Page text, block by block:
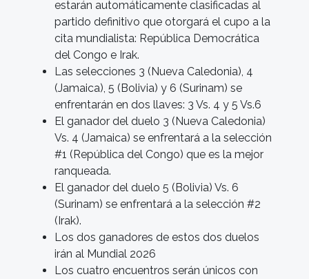
estarán automáticamente clasificadas al
partido definitivo que otorgará el cupo a la
cita mundialista: República Democrática
del Congo e Irak.
Las selecciones 3 (Nueva Caledonia), 4
(Jamaica), 5 (Bolivia) y 6 (Surinam) se
enfrentarán en dos llaves: 3 Vs. 4 y 5 Vs.6
El ganador del duelo 3 (Nueva Caledonia)
Vs. 4 (Jamaica) se enfrentará a la selección
#1 (República del Congo) que es la mejor
ranqueada.
El ganador del duelo 5 (Bolivia) Vs. 6
(Surinam) se enfrentará a la selección #2
(Irak).
Los dos ganadores de estos dos duelos
irán al Mundial 2026
Los cuatro encuentros serán únicos con